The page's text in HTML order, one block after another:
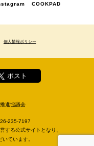
COOKPAD
個人情報ポリシー
ポスト
推進協議会
235-7197
する公式サイトとなり、
ています。